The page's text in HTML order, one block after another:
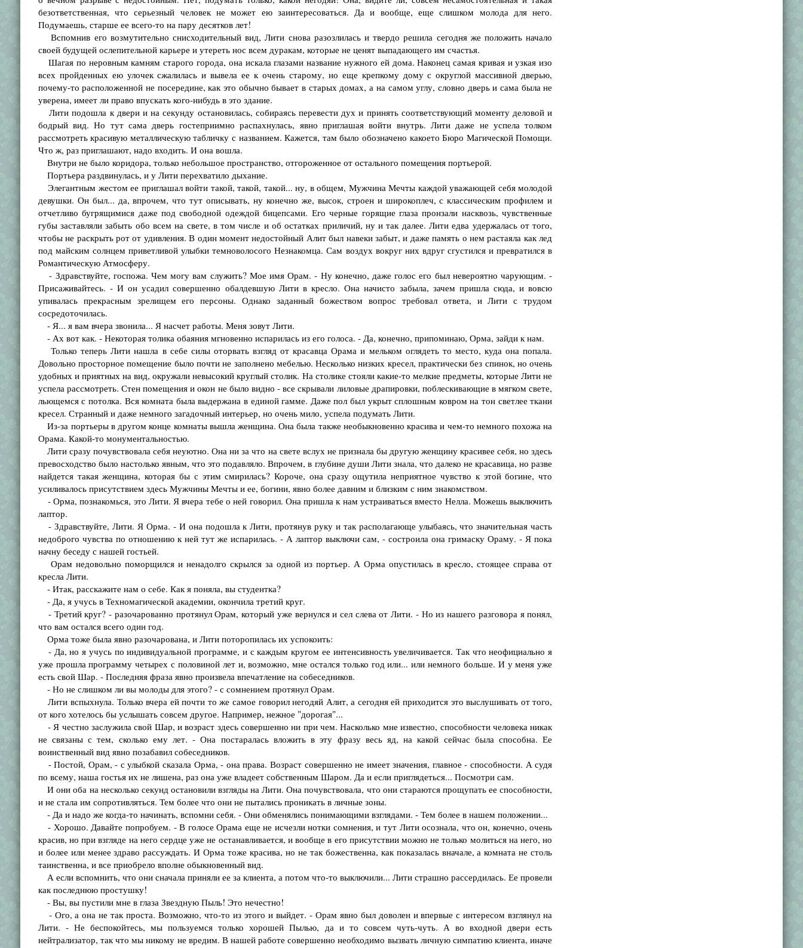
безответственная, что серьезный человек не может ею заинтересоваться. Да и вообще, еще слишком молода для него.
Подумаешь, старше ее всего-то на пару десятков лет!
Вспомнив его возмутительно снисходительный вид, Лити снова разозлилась и твердо решила сегодня же положить начало
своей будущей ослепительной карьере и утереть нос всем дуракам, которые не ценят выпадающего им счастья.
Шагая по неровным камням старого города, она искала глазами название нужного ей дома. Наконец самая кривая и узкая изо
всех пройденных ею улочек сжалилась и вывела ее к очень старому, но еще крепкому дому с округлой массивной дверью,
почему-то расположенной не посередине, как это обычно бывает в старых домах, а на самом углу, словно дверь и сама была не
уверена, имеет ли право впускать кого-нибудь в это здание.
Лити подошла к двери и на секунду остановилась, собираясь перевести дух и принять соответствующий моменту деловой и
бодрый вид. Но тут сама дверь гостеприимно распахнулась, явно приглашая войти внутрь. Лити даже не успела толком
рассмотреть красивую металлическую табличку с названием. Кажется, там было обозначено какоето Бюро Магической Помощи.
Что ж, раз приглашают, надо входить. И она вошла.
Внутри не было коридора, только небольшое пространство, отгороженное от остального помещения портьерой.
Портьера раздвинулась, и у Лити перехватило дыхание.
Элегантным жестом ее приглашал войти такой, такой, такой... ну, в общем, Мужчина Мечты каждой уважающей себя молодой
девушки. Он был... да, впрочем, что тут описывать, ну конечно же, высок, строен и широкоплеч, с классическим профилем и
отчетливо бугрящимися даже под свободной одеждой бицепсами. Его черные горящие глаза пронзали насквозь, чувственные
губы заставляли забыть обо всем на свете, в том числе и об остатках приличий, ну и так далее. Лити едва удержалась от того,
чтобы не раскрыть рот от удивления. В один момент недостойный Алит был навеки забыт, и даже память о нем растаяла как лед
под майским солнцем приветливой улыбки темноволосого Незнакомца. Сам воздух вокруг них вдруг сгустился и превратился в
Романтическую Атмосферу.
- Здравствуйте, госпожа. Чем могу вам служить? Мое имя Орам. - Ну конечно, даже голос его был невероятно чарующим. -
Присаживайтесь. - И он усадил совершенно обалдевшую Лити в кресло. Она начисто забыла, зачем пришла сюда, и вовсю
упивалась прекрасным зрелищем его персоны. Однако заданный божеством вопрос требовал ответа, и Лити с трудом
сосредоточилась.
- Я... я вам вчера звонила... Я насчет работы. Меня зовут Лити.
- Ах вот как. - Некоторая толика обаяния мгновенно испарилась из его голоса. - Да, конечно, припоминаю, Орма, зайди к нам.
Только теперь Лити нашла в себе силы оторвать взгляд от красавца Орама и мельком оглядеть то место, куда она попала.
Довольно просторное помещение было почти не заполнено мебелью. Несколько низких кресел, практически без спинок, но очень
удобных и приятных на вид, окружали невысокий круглый столик. На столике стояли какие-то мелкие предметы, которые Лити не
успела рассмотреть. Стен помещения и окон не было видно - все скрывали лиловые драпировки, поблескивающие в мягком свете,
льющемся с потолка. Вся комната была выдержана в единой гамме. Даже пол был укрыт сплошным ковром на тон светлее ткани
кресел. Странный и даже немного загадочный интерьер, но очень мило, успела подумать Лити.
Из-за портьеры в другом конце комнаты вышла женщина. Она была также необыкновенно красива и чем-то немного похожа на
Орама. Какой-то монументальностью.
Лити сразу почувствовала себя неуютно. Она ни за что на свете вслух не признала бы другую женщину красивее себя, но здесь
превосходство было настолько явным, что это подавляло. Впрочем, в глубине души Лити знала, что далеко не красавица, но разве
найдется такая женщина, которая бы с этим смирилась? Короче, она сразу ощутила неприятное чувство к этой богине, что
усиливалось присутствием здесь Мужчины Мечты и ее, богини, явно более давним и близким с ним знакомством.
- Орма, познакомься, это Лити. Я вчера тебе о ней говорил. Она пришла к нам устраиваться вместо Нелла. Можешь выключить
лаптор.
- Здравствуйте, Лити. Я Орма. - И она подошла к Лити, протянув руку и так располагающе улыбаясь, что значительная часть
недоброго чувства по отношению к ней тут же испарилась. - А лаптор выключи сам, - состроила она гримаску Ораму. - Я пока
начну беседу с нашей гостьей.
Орам недовольно поморщился и ненадолго скрылся за одной из портьер. А Орма опустилась в кресло, стоящее справа от
кресла Лити.
- Итак, расскажите нам о себе. Как я поняла, вы студентка?
- Да, я учусь в Техномагической академии, окончила третий круг.
- Третий круг? - разочарованно протянул Орам, который уже вернулся и сел слева от Лити. - Но из нашего разговора я понял,
что вам остался всего один год.
Орма тоже была явно разочарована, и Лити поторопилась их успокоить:
- Да, но я учусь по индивидуальной программе, и с каждым кругом ее интенсивность увеличивается. Так что неофициально я
уже прошла программу четырех с половиной лет и, возможно, мне остался только год или... или немного больше. И у меня уже
есть свой Шар. - Последняя фраза явно произвела впечатление на собеседников.
- Но не слишком ли вы молоды для этого? - с сомнением протянул Орам.
Лити вспыхнула. Только вчера ей почти то же самое говорил негодяй Алит, а сегодня ей приходится это выслушивать от того,
от кого хотелось бы услышать совсем другое. Например, нежное "дорогая"...
- Я честно заслужила свой Шар, и возраст здесь совершенно ни при чем. Насколько мне известно, способности человека никак
не связаны с тем, сколько ему лет. - Она постаралась вложить в эту фразу весь яд, на какой сейчас была способна. Ее
воинственный вид явно позабавил собеседников.
- Постой, Орам, - с улыбкой сказала Орма, - она права. Возраст совершенно не имеет значения, главное - способности. А судя
по всему, наша гостья их не лишена, раз она уже владеет собственным Шаром. Да и если приглядеться... Посмотри сам.
И они оба на несколько секунд остановили взгляды на Лити. Она почувствовала, что они стараются прощупать ее способности,
и не стала им сопротивляться. Тем более что они не пытались проникать в личные зоны.
- Да и надо же когда-то начинать, вспомни себя. - Они обменялись понимающими взглядами. - Тем более в нашем положении...
- Хорошо. Давайте попробуем. - В голосе Орама еще не исчезли нотки сомнения, и тут Лити осознала, что он, конечно, очень
красив, но при взгляде на него сердце уже не останавливается, и вообще в его присутствии можно не только молиться на него, но
и более или менее здраво рассуждать. И Орма тоже красива, но не так божественна, как показалась вначале, а комната не столь
таинственна, и все приобрело вполне обыкновенный вид.
А если вспомнить, что они сначала приняли ее за клиента, а потом что-то выключили... Лити страшно рассердилась. Ее провели
как последнюю простушку!
- Вы, вы пустили мне в глаза Звездную Пыль! Это нечестно!
- Ого, а она не так проста. Возможно, что-то из этого и выйдет. - Орам явно был доволен и впервые с интересом взглянул на
Лити. - Не беспокойтесь, мы пользуемся только хорошей Пылью, да и то совсем чуть-чуть. А во входной двери есть
нейтрализатор, так что мы никому не вредим. В нашей работе совершенно необходимо вызвать личную симпатию клиента, иначе